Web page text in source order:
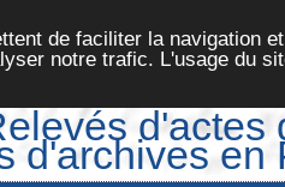
de faciliter la navigation
notre trafic. L'usage du
d'actes
d'archives en